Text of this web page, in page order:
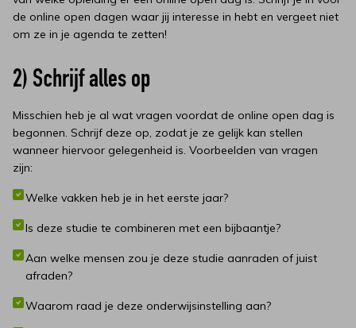
de online open dagen waar jij interesse in hebt en vergeet niet
om ze in je agenda te zetten!
2) Schrijf alles op
Misschien heb je al wat vragen voordat de online open dag is
begonnen. Schrijf deze op, zodat je ze gelijk kan stellen
wanneer hiervoor gelegenheid is. Voorbeelden van vragen
zijn:
Welke vakken heb je in het eerste jaar?
Is deze studie te combineren met een bijbaantje?
Aan welke mensen zou je deze studie aanraden of juist
afraden?
Waarom raad je deze onderwijsinstelling aan?